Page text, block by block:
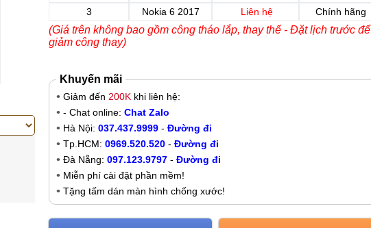
3
Nokia 6 2017 Liên hệ Chính hãng
(Giá trên không bao gồm công tháo lắp, thay thế - Đặt lịch trước để
giảm công thay)
Khuyến mãi
Giảm đến 200K khi liên hệ:
- Chat online: Chat Zalo
Hà Nội: 037.437.9999 - Đường đi
Tp.HCM: 0969.520.520 - Đường đi
Đà Nẵng: 097.123.9797 - Đường đi
Miễn phí cài đặt phần mềm!
Tặng tấm dán màn hình chống xước!